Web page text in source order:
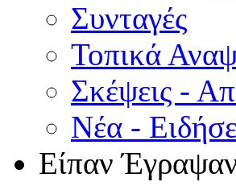
Συνταγές
Τοπικά
Σκέψεις -
Νέα -
Είπαν